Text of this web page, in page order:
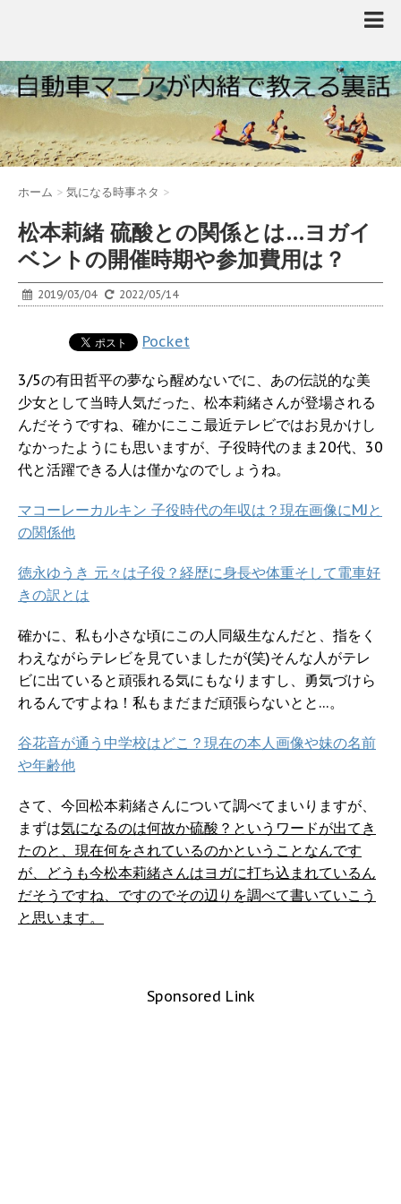
ホーム > 気になる時事ネタ >
松本莉緒 硫酸との関係とは…ヨガイ
ベントの開催時期や参加費用は？
2019/03/04 2022/05/14
Pocket
3/5の有田哲平の夢なら醒めないでに、あの伝説的な美
少女として当時人気だった、松本莉緒さんが登場される
んだそうですね、確かにここ最近テレビではお見かけし
なかったようにも思いますが、子役時代のまま20代、30
代と活躍できる人は僅かなのでしょうね。
マコーレーカルキン 子役時代の年収は？現在画像にMJと
の関係他
徳永ゆうき 元々は子役？経歴に身長や体重そして電車好
きの訳とは
確かに、私も小さな頃にこの人同級生なんだと、指をく
わえながらテレビを見ていましたが(笑)そんな人がテレ
ビに出ていると頑張れる気にもなりますし、勇気づけら
れるんですよね！私もまだまだ頑張らないとと…。
谷花音が通う中学校はどこ？現在の本人画像や妹の名前
や年齢他
さて、今回松本莉緒さんについて調べてまいりますが、
まずは気になるのは何故か硫酸？というワードが出てき
たのと、現在何をされているのかということなんです
が、どうも今松本莉緒さんはヨガに打ち込まれているん
だそうですね、ですのでその辺りを調べて書いていこう
と思います。
Sponsored Link